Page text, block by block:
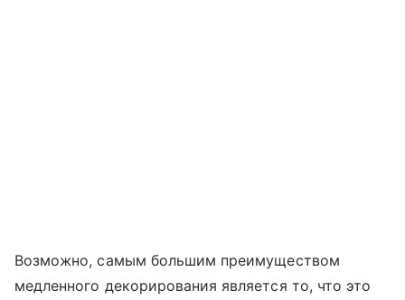
Возможно, самым большим преимуществом
медленного декорирования является то, что это